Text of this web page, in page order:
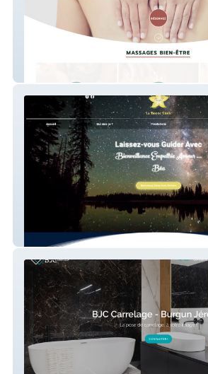
La Bonne Étoile